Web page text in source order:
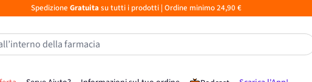
Spedizione Gratuita su tutti i prodotti| Ordine minimo 24,90 €
della farmacia